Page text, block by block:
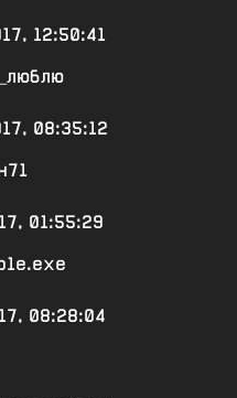
12:50:41
08:35:12
01:55:29
08:28:04